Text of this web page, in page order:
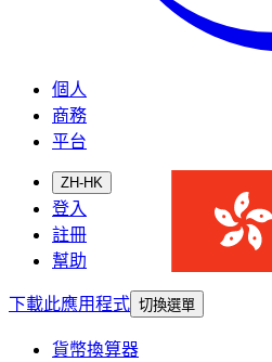
個人
商務
平台
ZH-HK
登入
註冊
幫助
下載此應用程式 切換選單
貨幣換算器